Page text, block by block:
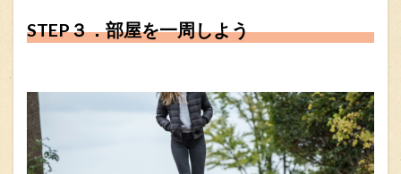
STEP３．部屋を一周しよう